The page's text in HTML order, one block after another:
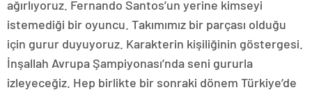
ağırlıyoruz. Fernando Santos’un yerine kimseyi
istemediği bir oyuncu. Takımımız bir parçası olduğu
için gurur duyuyoruz. Karakterin kişiliğinin göstergesi.
İnşallah Avrupa Şampiyonası’nda seni gururla
izleyeceğiz. Hep birlikte bir sonraki dönem Türkiye’de